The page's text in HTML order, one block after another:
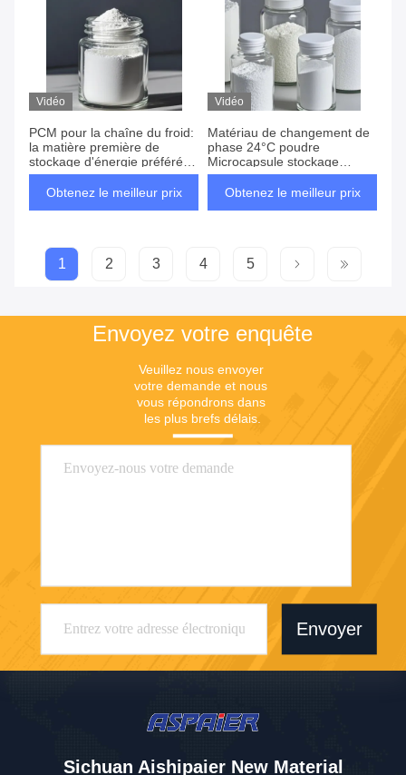
Vidéo
PCM pour la chaîne du froid:
la matière première de
stockage d'énergie préférée
pour l'isolation du transport
par chaîne du froid -
d'isolation par chaîne du froid
Obtenez le meilleur prix
Vidéo
Matériau de changement de
phase 24°C poudre
Microcapsule stockage
d'énergie Matériau de
refroidissement adapté aux
Obtenez le meilleur prix
1 2 3 4 5
Envoyez votre enquête
Veuillez nous envoyer
votre demande et nous
vous répondrons dans
les plus brefs délais.
Envoyer
Sichuan Aishipaier New Material